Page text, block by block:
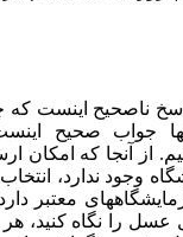
ناصحیح اینست
جواب صحیح
از آنجا که
وجود ندارد،
معتبر